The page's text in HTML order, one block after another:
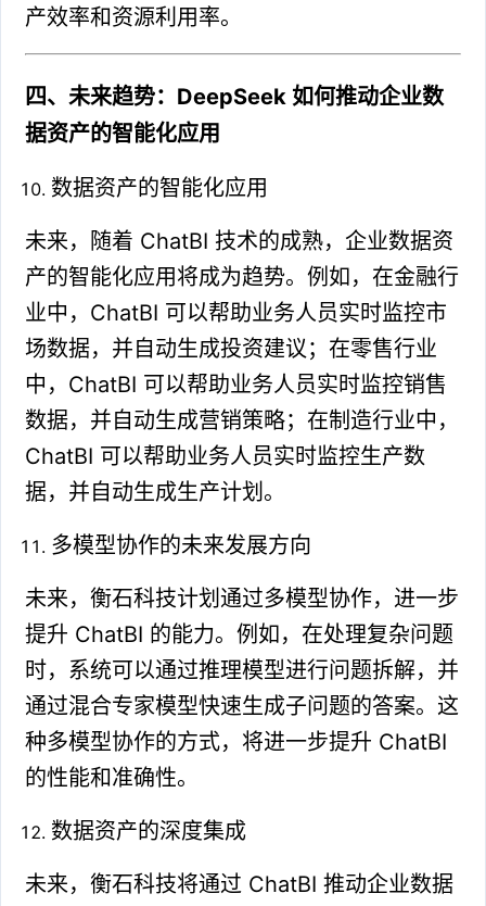
产效率和资源利用率。
四、未来趋势：DeepSeek 如何推动企业数
据资产的智能化应用
数据资产的智能化应用
未来，随着 ChatBI 技术的成熟，企业数据资
产的智能化应用将成为趋势。例如，在金融行
业中，ChatBI 可以帮助业务人员实时监控市
场数据，并自动生成投资建议；在零售行业
中，ChatBI 可以帮助业务人员实时监控销售
数据，并自动生成营销策略；在制造行业中，
ChatBI 可以帮助业务人员实时监控生产数
据，并自动生成生产计划。
多模型协作的未来发展方向
未来，衡石科技计划通过多模型协作，进一步
提升 ChatBI 的能力。例如，在处理复杂问题
时，系统可以通过推理模型进行问题拆解，并
通过混合专家模型快速生成子问题的答案。这
种多模型协作的方式，将进一步提升 ChatBI
的性能和准确性。
数据资产的深度集成
未来，衡石科技将通过 ChatBI 推动企业数据